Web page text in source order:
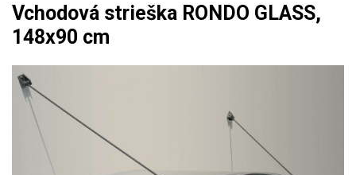
Vchodová strieška RONDO GLASS,
148x90 cm